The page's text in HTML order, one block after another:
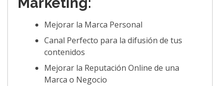
Mejorar la Marca Personal
Canal Perfecto para la difusión de tus
contenidos
Mejorar la Reputación Online de una
Marca o Negocio